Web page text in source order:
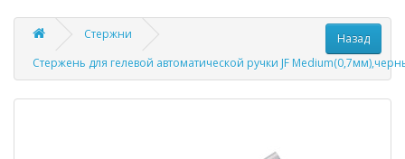
Стержни
Стержень для гелевой автоматической ручки JF